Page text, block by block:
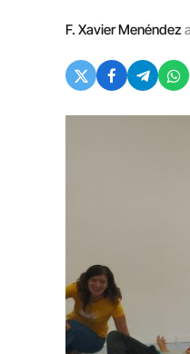
F. Xavier Menéndez